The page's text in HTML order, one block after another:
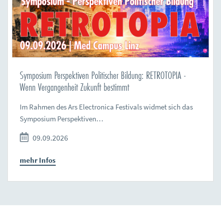
Symposium Perspektiven Politischer Bildung: RETROTOPIA -
Wenn Vergangenheit Zukunft bestimmt
Im Rahmen des Ars Electronica Festivals widmet sich das
Symposium Perspektiven…
09.09.2026
mehr Infos